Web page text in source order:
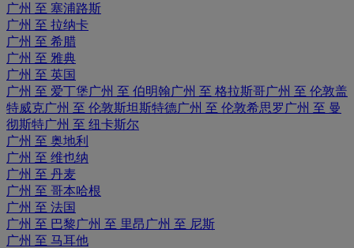
广州 至 塞浦路斯
广州 至 拉纳卡
广州 至 希腊
广州 至 雅典
广州 至 英国
广州 至 爱丁堡广州 至 伯明翰广州 至 格拉斯哥广州 至 伦敦盖
特威克广州 至 伦敦斯坦斯特德广州 至 伦敦希思罗 广州 至 曼
彻斯特广州 至 纽卡斯尔
广州 至 奥地利
广州 至 维也纳
广州 至 丹麦
广州 至 哥本哈根
广州 至 法国
广州 至 巴黎广州 至 里昂 广州 至 尼斯
广州 至 马耳他